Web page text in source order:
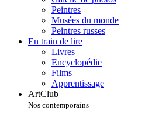
Peintres
Musées du monde
Peintres russes
En train de lire
Livres
Encyclopédie
Films
Apprentissage
ArtClub
Nos contemporains